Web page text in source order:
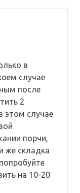
в
случае
после
2
этом случае
порчи,
же складка
на 10-20